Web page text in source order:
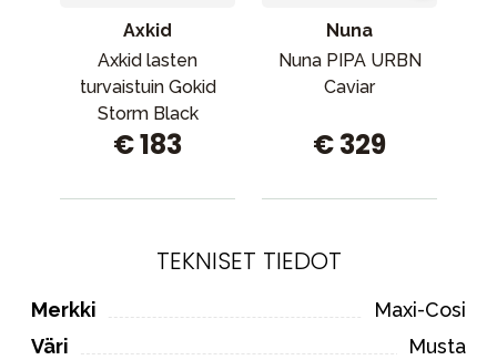
Axkid
Axkid lasten
turvaistuin Gokid
Storm Black
€ 183
Nuna
Nuna PIPA URBN
Caviar
€ 329
TEKNISET TIEDOT
Merkki
Maxi-Cosi
Väri
Musta